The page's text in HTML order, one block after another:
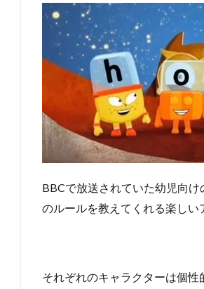
BBCで放送されていた幼児向
のルールを教えてくれる楽しい
それぞれのキャラクターは個